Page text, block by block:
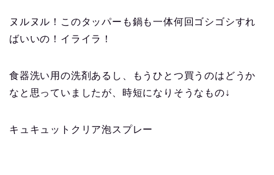
ヌルヌル！このタッパーも鍋も一体何回ゴシゴシすれ
ばいいの！イライラ！
食器洗い用の洗剤あるし、もうひとつ買うのはどうか
なと思っていましたが、時短になりそうなもの↓
キュキュットクリア泡スプレー